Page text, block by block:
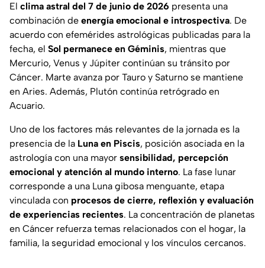
El clima astral del 7 de junio de 2026 presenta una
combinación de energía emocional e introspectiva. De
acuerdo con efemérides astrológicas publicadas para la
fecha, el Sol permanece en Géminis, mientras que
Mercurio, Venus y Júpiter continúan su tránsito por
Cáncer. Marte avanza por Tauro y Saturno se mantiene
en Aries. Además, Plutón continúa retrógrado en
Acuario.
Uno de los factores más relevantes de la jornada es la
presencia de la Luna en Piscis, posición asociada en la
astrología con una mayor sensibilidad, percepción
emocional y atención al mundo interno. La fase lunar
corresponde a una Luna gibosa menguante, etapa
vinculada con procesos de cierre, reflexión y evaluación
de experiencias recientes. La concentración de planetas
en Cáncer refuerza temas relacionados con el hogar, la
familia, la seguridad emocional y los vínculos cercanos.